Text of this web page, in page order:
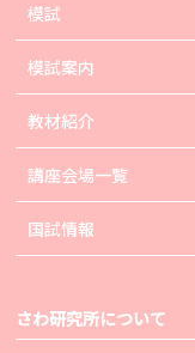
模試
模試案内
教材紹介
講座会場一覧
国試情報
さわ研究所について